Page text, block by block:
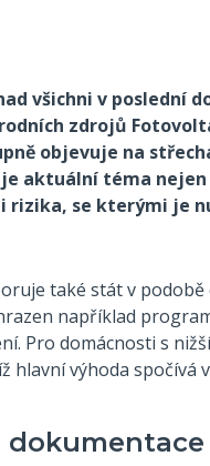
všichni v poslední
zdrojů
objevuje na
aktuální téma
rizika, se kterými je
také stát v
například
Pro domácnosti s
hlavní výhoda spočívá
dokumentace